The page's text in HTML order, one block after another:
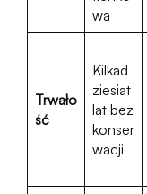
wa
Trwało
ść
Kilkad
ziesiąt
lat bez
konser
wacji